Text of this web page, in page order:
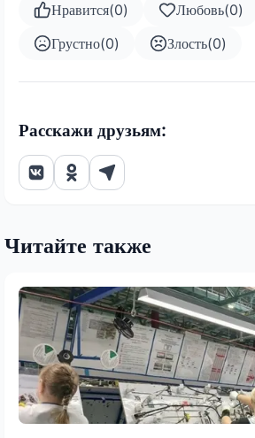
Нравится(0) Любовь(0)
Грустно(0) Злость(0)
Расскажи друзьям:
Читайте также